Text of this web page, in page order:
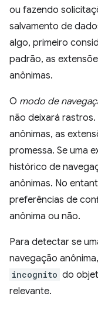
ou fazendo
salvamento de
algo, primeiro
padrão, as
anônimas.
O modo de
não deixará
anônimas, as
promessa. Se uma
histórico de
anônimas. No
preferências de
anônima ou não.
Para detectar se
navegação
incognito do
relevante.